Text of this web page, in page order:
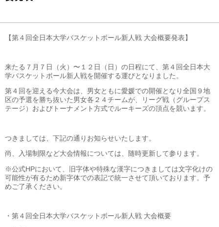
【第４回全日本大学バスケットボール新人戦 大会概要発表】
来たる７月７日（火）〜１２日（日）の日程にて、第４回全日本大
学バスケットボール新人戦を開催する運びとなりました。
第４回を迎える今大会は、男女ともに愛媛での開催となり全国９地
区の予選を勝ち抜いた男女各２４チームが、リーグ戦（グループス
テージ）およびトーナメント方式でルーキーズの頂点を競います。
つきましては、下記の通りお知らせいたします。
尚、入場制限など大会情報については、随時更新して参ります。
※公式HPにおいて、旧字体や特殊な漢字につきましては文字化けの
可能性が有るため新字体での表記で統一させて頂いております。予
めご了承ください。
・第４回全日本大学バスケットボール新人戦 大会概要